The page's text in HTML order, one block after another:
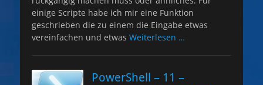
einige Scripte habe ich mir eine Funktion
geschrieben die zu einem die Eingabe etwas
vereinfachen und etwas Weiterlesen …
PowerShell – 11 –